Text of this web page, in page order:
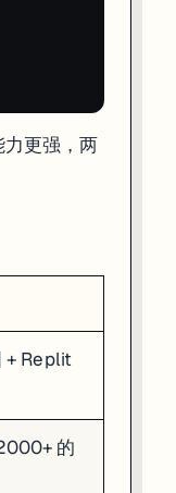
更强，两
+ Replit
的